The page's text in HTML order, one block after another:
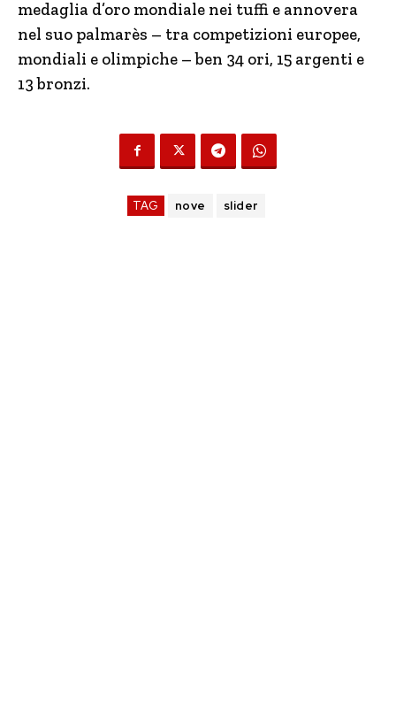
medaglia d’oro mondiale nei tuffi e annovera
nel suo palmarès – tra competizioni europee,
mondiali e olimpiche – ben 34 ori, 15 argenti e
13 bronzi.
TAG nove slider